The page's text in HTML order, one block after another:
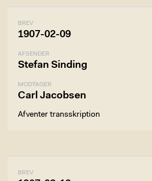
BREV
1907-02-09
AFSENDER
Stefan Sinding
MODTAGER
Carl Jacobsen
Afventer transskription
BREV